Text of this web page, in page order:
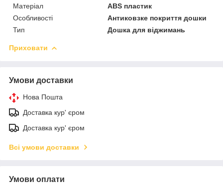
Матеріал
ABS пластик
Особливості
Антиковзке покриття дошки
Тип
Дошка для віджимань
Приховати
Умови доставки
Нова Пошта
Доставка кур' єром
Доставка кур' єром
Всі умови доставки
Умови оплати